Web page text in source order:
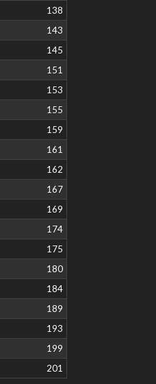
138
143
145
151
153
155
159
161
162
167
169
174
175
180
184
189
193
199
201